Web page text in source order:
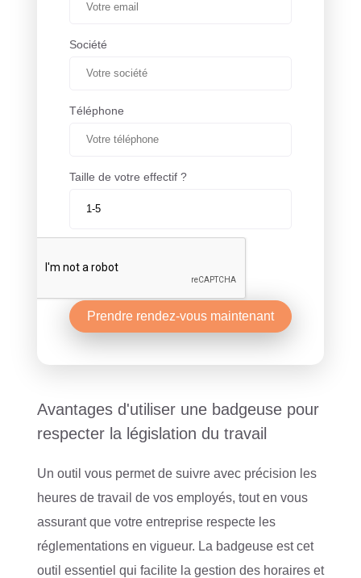
Société
Téléphone
Taille de votre effectif ?
Prendre rendez-vous maintenant
Avantages d'utiliser une badgeuse pour
respecter la législation du travail
Un outil vous permet de suivre avec précision les
heures de travail de vos employés, tout en vous
assurant que votre entreprise respecte les
réglementations en vigueur. La badgeuse est cet
outil essentiel qui facilite la gestion des horaires et